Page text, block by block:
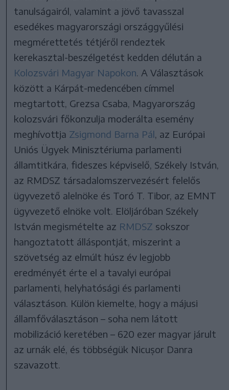
tanulságairól, valamint a jövő tavasszal
esedékes magyarországi országgyűlési
megmérettetés tétjéről rendeztek
kerekasztal-beszélgetést kedden délután a
Kolozsvári Magyar Napokon. A Választások
között a Kárpát-medencében címmel
megtartott, Grezsa Csaba, Magyarország
kolozsvári főkonzulja moderálta esemény
meghívottja Zsigmond Barna Pál, az Európai
Uniós Ügyek Minisztériuma parlamenti
államtitkára, fideszes képviselő, Székely István,
az RMDSZ társadalomszervezésért felelős
ügyvezető alelnöke és Toró T. Tibor, az EMNT
ügyvezető elnöke volt. Elöljáróban Székely
István megismételte az RMDSZ sokszor
hangoztatott álláspontját, miszerint a
szövetség az elmúlt húsz év legjobb
eredményét érte el a tavalyi európai
parlamenti, helyhatósági és parlamenti
választáson. Külön kiemelte, hogy a májusi
államfőválasztáson – soha nem látott
mobilizáció keretében – 620 ezer magyar járult
az urnák elé, és többségük Nicușor Danra
szavazott.